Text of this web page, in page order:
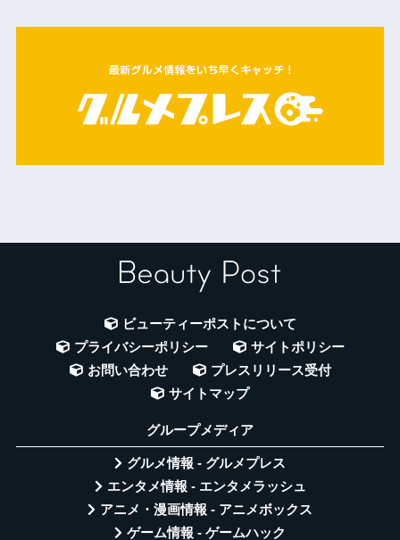
ビューティーポストについて
プライバシーポリシー
サイトポリシー
お問い合わせ
プレスリリース受付
サイトマップ
グループメディア
グルメ情報 - グルメプレス
エンタメ情報 - エンタメラッシュ
アニメ・漫画情報 - アニメボックス
ゲーム情報 - ゲームハック